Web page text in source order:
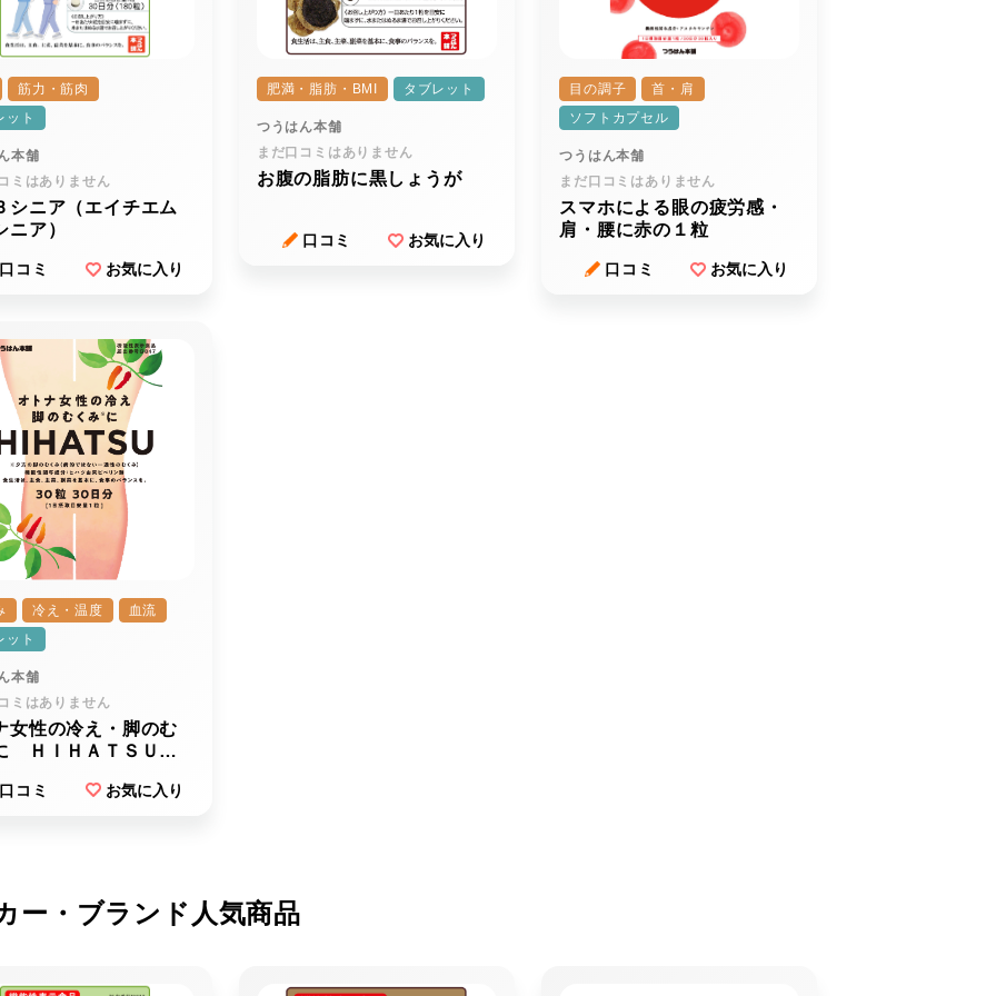
筋力・筋肉
ット
本舗
ミはありません
シニア（エイチエム
ニア）
口コミ お気に入り
肥満・脂肪・BMI タブレット
つうはん本舗
まだ口コミはありません
お腹の脂肪に黒しょうが
口コミ お気に入り
目の調子
首・肩
ソフトカプセル
つうはん本舗
まだ口コミはありません
スマホによる眼の疲労感・
肩・腰に赤の１粒
口コミ お気に入り
冷え・温度
血流
ット
本舗
ミはありません
女性の冷え・脚のむ
ＨＩＨＡＴＳＵ
口コミ お気に入り
ー・ブランド人気商品